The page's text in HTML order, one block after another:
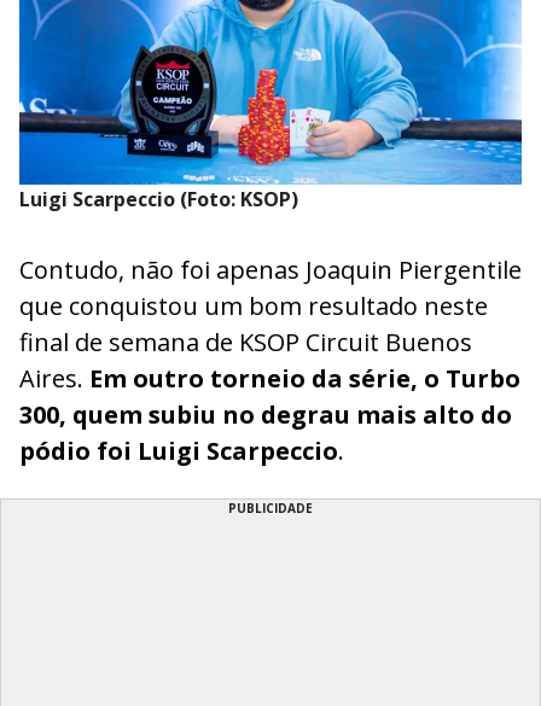
Luigi Scarpeccio (Foto: KSOP)
Contudo, não foi apenas Joaquin Piergentile
que conquistou um bom resultado neste
final de semana de KSOP Circuit Buenos
Aires. Em outro torneio da série, o Turbo
300, quem subiu no degrau mais alto do
pódio foi Luigi Scarpeccio.
PUBLICIDADE